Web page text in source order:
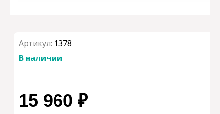
Артикул: 1378
В наличии
15 960 ₽